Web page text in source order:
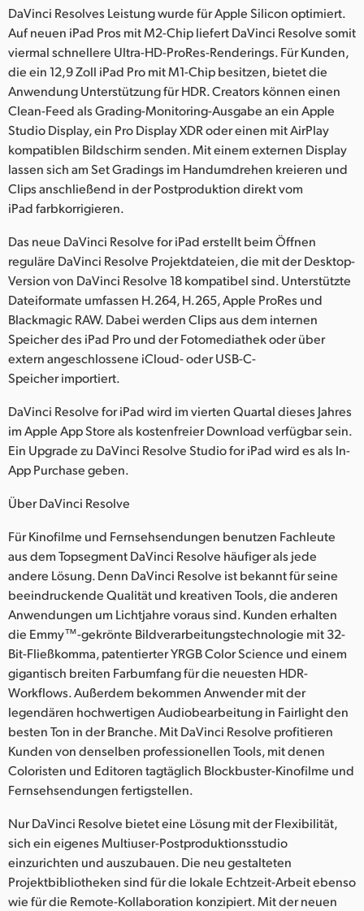
Poland
Portugal
Singapore
South Africa
Spain
Sweden
Turkey
UAE
Ukraine
United Kingdom
United States
DaVinci Resolves Leistung wurde für Apple Silicon optimiert.
Auf neuen iPad Pros mit M2-Chip liefert DaVinci Resolve somit
viermal schnellere Ultra-HD-ProRes-Renderings. Für Kunden,
die ein 12,9 Zoll iPad Pro mit M1-Chip besitzen, bietet die
Anwendung Unterstützung für HDR. Creators können einen
Clean-Feed als Grading-Monitoring-Ausgabe an ein Apple
Studio Display, ein Pro Display XDR oder einen mit AirPlay
kompatiblen Bildschirm senden. Mit einem externen Display
lassen sich am Set Gradings im Handumdrehen kreieren und
Clips anschließend in der Postproduktion direkt vom
iPad farbkorrigieren.
Das neue DaVinci Resolve for iPad erstellt beim Öffnen
reguläre DaVinci Resolve Projektdateien, die mit der Desktop-
Version von DaVinci Resolve 18 kompatibel sind. Unterstützte
Dateiformate umfassen H.264, H.265, Apple ProRes und
Blackmagic RAW. Dabei werden Clips aus dem internen
Speicher des iPad Pro und der Fotomediathek oder über
extern angeschlossene iCloud- oder USB-C-
Speicher importiert.
DaVinci Resolve for iPad wird im vierten Quartal dieses Jahres
im Apple App Store als kostenfreier Download verfügbar sein.
Ein Upgrade zu DaVinci Resolve Studio for iPad wird es als In-
App Purchase geben.
Über DaVinci Resolve
Für Kinofilme und Fernsehsendungen benutzen Fachleute
aus dem Topsegment DaVinci Resolve häufiger als jede
andere Lösung. Denn DaVinci Resolve ist bekannt für seine
beeindruckende Qualität und kreativen Tools, die anderen
Anwendungen um Lichtjahre voraus sind. Kunden erhalten
die Emmy™-gekrönte Bildverarbeitungstechnologie mit 32-
Bit-Fließkomma, patentierter YRGB Color Science und einem
gigantisch breiten Farbumfang für die neuesten HDR-
Workflows. Außerdem bekommen Anwender mit der
legendären hochwertigen Audiobearbeitung in Fairlight den
besten Ton in der Branche. Mit DaVinci Resolve profitieren
Kunden von denselben professionellen Tools, mit denen
Coloristen und Editoren tagtäglich Blockbuster-Kinofilme und
Fernsehsendungen fertigstellen.
Nur DaVinci Resolve bietet eine Lösung mit der Flexibilität,
sich ein eigenes Multiuser-Postproduktionsstudio
einzurichten und auszubauen. Die neu gestalteten
Projektbibliotheken sind für die lokale Echtzeit-Arbeit ebenso
wie für die Remote-Kollaboration konzipiert. Mit der neuen